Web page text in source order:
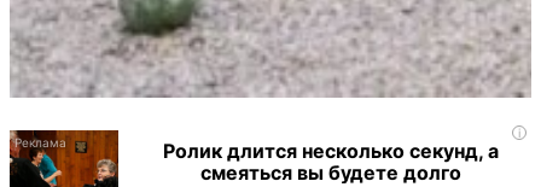
i
Ролик длится несколько секунд, а
смеяться вы будете долго